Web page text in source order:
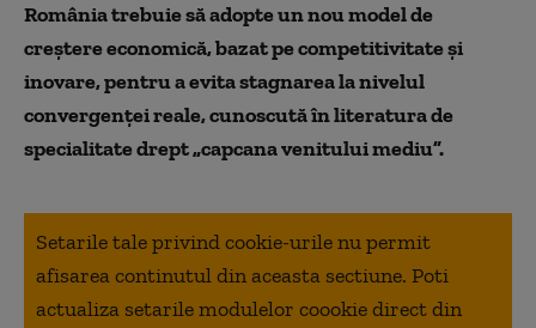
România trebuie să adopte un nou model de
creştere economică, bazat pe competitivitate şi
inovare, pentru a evita stagnarea la nivelul
convergenţei reale, cunoscută în literatura de
specialitate drept „capcana venitului mediu”.
Setarile tale privind cookie-urile nu permit
afisarea continutul din aceasta sectiune. Poti
actualiza setarile modulelor coookie direct din